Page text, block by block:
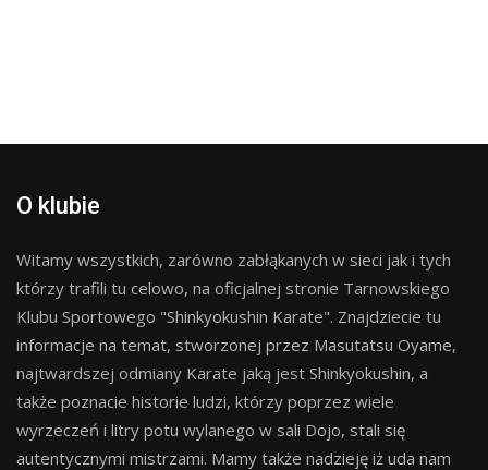
O klubie
Witamy wszystkich, zarówno zabłąkanych w sieci jak i tych
którzy trafili tu celowo, na oficjalnej stronie Tarnowskiego
Klubu Sportowego "Shinkyokushin Karate". Znajdziecie tu
informacje na temat, stworzonej przez Masutatsu Oyame,
najtwardszej odmiany Karate jaką jest Shinkyokushin, a
także poznacie historie ludzi, którzy poprzez wiele
wyrzeczeń i litry potu wylanego w sali Dojo, stali się
autentycznymi mistrzami. Mamy także nadzieję iż uda nam